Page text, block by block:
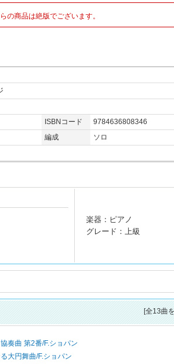
の商品は絶版でございます。
ISBNコード
9784636808346
編成
ソロ
楽器：ピアノ
グレード：上級
[全13曲
奏曲 第2番/F.ショパン
大円舞曲/F.ショパン